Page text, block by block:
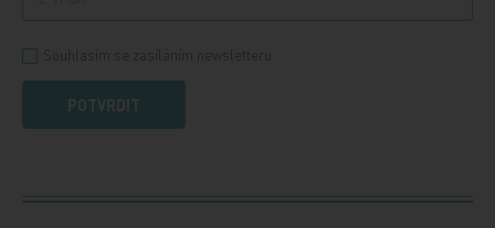
POTVRDIT